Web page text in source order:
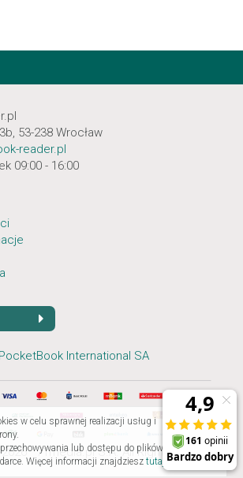
53-238 Wrocław
reader.pl
09:00 - 16:00
PocketBook International SA
71media.pl S.A. All Rights Reserved.
×
w celu sprawnej realizacji usług i
lub dostępu do plików
Więcej informacji znajdziesz tutaj »